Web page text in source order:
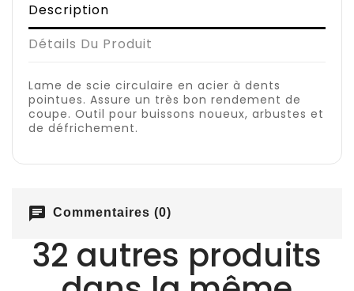
Description
Détails Du Produit
Lame de scie circulaire en acier à dents
pointues. Assure un très bon rendement de
coupe. Outil pour buissons noueux, arbustes et
de défrichement.
chat Commentaires (0)
32 autres produits